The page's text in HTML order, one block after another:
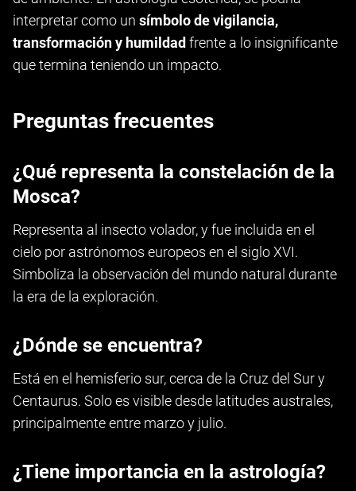
interpretar como un símbolo de vigilancia,
transformación y humildad frente a lo insignificante
que termina teniendo un impacto.
Preguntas frecuentes
¿Qué representa la constelación de la
Mosca?
Representa al insecto volador, y fue incluida en el
cielo por astrónomos europeos en el siglo XVI.
Simboliza la observación del mundo natural durante
la era de la exploración.
¿Dónde se encuentra?
Está en el hemisferio sur, cerca de la Cruz del Sur y
Centaurus. Solo es visible desde latitudes australes,
principalmente entre marzo y julio.
¿Tiene importancia en la astrología?